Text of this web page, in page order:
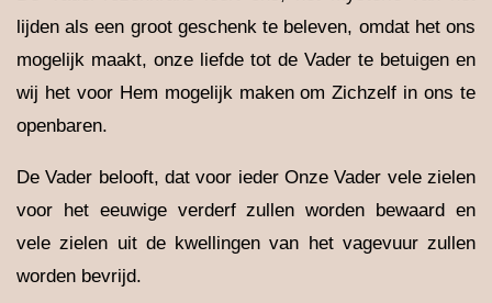
lijden als een groot geschenk te beleven, omdat het ons
mogelijk maakt, onze liefde tot de Vader te betuigen en
wij het voor Hem mogelijk maken om Zichzelf in ons te
openbaren.
De Vader belooft, dat voor ieder Onze Vader vele zielen
voor het eeuwige verderf zullen worden bewaard en
vele zielen uit de kwellingen van het vagevuur zullen
worden bevrijd.